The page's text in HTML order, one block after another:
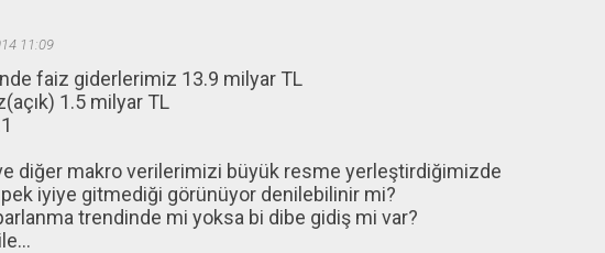
11:09
faiz giderlerimiz 13.9 milyar TL
1.5 milyar TL
diğer makro verilerimizi büyük resme yerleştirdiğimizde
iyiye gitmediği görünüyor denilebilinir mi?
trendinde mi yoksa bi dibe gidiş mi var?